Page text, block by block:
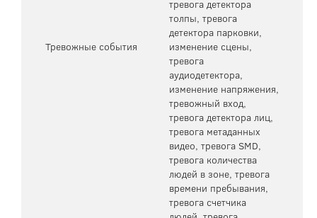
Тревожные события
тревога детектора
толпы, тревога
детектора парковки,
изменение сцены,
тревога
аудиодетектора,
изменение напряжения,
тревожный вход,
тревога детектора лиц,
тревога метаданных
видео, тревога SMD,
тревога количества
людей в зоне, тревога
времени пребывания,
тревога счетчика